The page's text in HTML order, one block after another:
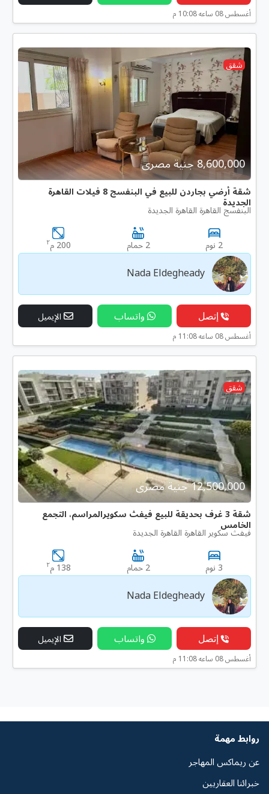
أغسطس 08 ساعه 10:08 م
شقق
8,600,000 جنية مصرى
شقة أرضي بجاردن للبيع في البنفسج 8 فيلات القاهرة
الجديدة
البنفسج القاهرة القاهرة الجديدة
2 نوم 2 حمام 200 م ٢
Nada Eldegheady
إتصل واتساب الإيميل
أغسطس 08 ساعه 11:08 م
شقق
12,500,000 جنية مصرى
شقة 3 غرف بحديقة للبيع فيفث سكويرالمراسم، التجمع
الخامس
فيفث سكوير القاهرة القاهرة الجديدة
3 نوم 2 حمام 138 م ٢
Nada Eldegheady
إتصل واتساب الإيميل
أغسطس 08 ساعه 11:08 م
روابط مهمة
عن ريماكس المهاجر
خبرائنا العقاريين